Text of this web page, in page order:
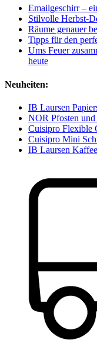
Emailgeschirr –
Stilvolle Herbst-
Räume genauer
Tipps für den
Ums Feuer
heute
Neuheiten:
IB Laursen
NOR Pfosten
Cuisipro Flexible
Cuisipro Mini
IB Laursen